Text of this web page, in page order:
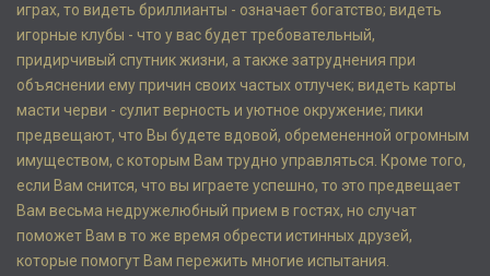
играх, то видеть бриллианты - означает богатство; видеть
игорные клубы - что у вас будет требовательный,
придирчивый спутник жизни, а также затруднения при
объяснении ему причин своих частых отлучек; видеть карты
масти черви - сулит верность и уютное окружение; пики
предвещают, что Вы будете вдовой, обремененной огромным
имуществом, с которым Вам трудно управляться. Кроме того,
если Вам снится, что вы играете успешно, то это предвещает
Вам весьма недружелюбный прием в гостях, но случат
поможет Вам в то же время обрести истинных друзей,
которые помогут Вам пережить многие испытания.